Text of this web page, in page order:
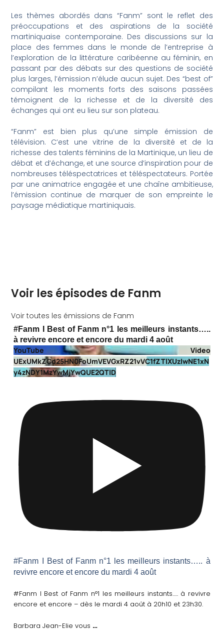
Les thèmes abordés dans “Fanm” sont le reflet des
préoccupations et des aspirations de la société
martiniquaise contemporaine. Des discussions sur la
place des femmes dans le monde de l’entreprise à
l’exploration de la littérature caribéenne au féminin, en
passant par des débats sur des questions de société
plus larges, l’émission n’élude aucun sujet. Des “best of”
compilant les moments forts des saisons passées
témoignent de la richesse et de la diversité des
échanges qui ont eu lieu sur son plateau.
“Fanm” est bien plus qu’une simple émission de
télévision. C’est une vitrine de la diversité et de la
richesse des talents féminins de la Martinique, un lieu de
débat et d’échange, et une source d’inspiration pour de
nombreuses téléspectatrices et téléspectateurs. Portée
par une animatrice engagée et une chaîne ambitieuse,
l’émission continue de marquer de son empreinte le
paysage médiatique martiniquais.
Voir les épisodes de Fanm
Voir toutes les émissions de Fanm
#Fanm I Best of Fanm n°1 les meilleurs instants…..
à revivre encore et encore du mardi 4 août
YouTube Video
UExUMkZCd25HN0FoUmVEVGxRZ21vVC1fZTlXUzIwNE1xN
y4zNDY1MzYwMjYwQUE2QTlD
#Fanm I Best of Fanm n°1 les meilleurs instants….. à
revivre encore et encore du mardi 4 août
#Fanm I Best of Fanm n°1 les meilleurs instants….. à revivre
encore et encore – dès le mardi 4 août à 20h10 et 23h30.
Barbara Jean-Elie vous …